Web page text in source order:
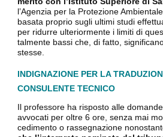
l’Agenzia per la Protezione
basata proprio sugli ultimi studi
per ridurre ulteriormente i limiti di
talmente bassi che, di fatto,
stesse.
INDIGNAZIONE PER LA
CONSULENTE TECNICO
Il professore ha risposto alle
avvocati per oltre 6 ore, senza mai
cedimento o rassegnazione